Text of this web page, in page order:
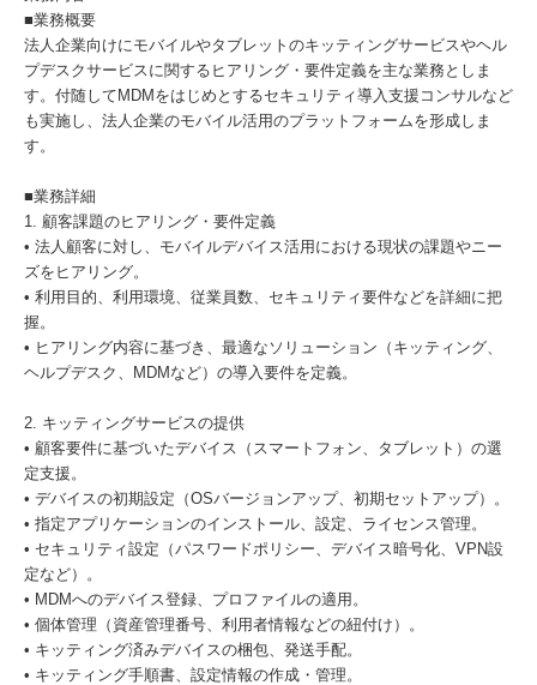
■業務概要
法人企業向けにモバイルやタブレットのキッティングサービスやヘル
プデスクサービスに関するヒアリング・要件定義を主な業務としま
す。付随してMDMをはじめとするセキュリティ導入支援コンサルなど
も実施し、法人企業のモバイル活用のプラットフォームを形成しま
す。
■業務詳細
1. 顧客課題のヒアリング・要件定義
• 法人顧客に対し、モバイルデバイス活用における現状の課題やニー
ズをヒアリング。
• 利用目的、利用環境、従業員数、セキュリティ要件などを詳細に把
握。
• ヒアリング内容に基づき、最適なソリューション（キッティング、
ヘルプデスク、MDMなど）の導入要件を定義。
2. キッティングサービスの提供
• 顧客要件に基づいたデバイス（スマートフォン、タブレット）の選
定支援。
• デバイスの初期設定（OSバージョンアップ、初期セットアップ）。
• 指定アプリケーションのインストール、設定、ライセンス管理。
• セキュリティ設定（パスワードポリシー、デバイス暗号化、VPN設
定など）。
• MDMへのデバイス登録、プロファイルの適用。
• 個体管理（資産管理番号、利用者情報などの紐付け）。
• キッティング済みデバイスの梱包、発送手配。
• キッティング手順書、設定情報の作成・管理。